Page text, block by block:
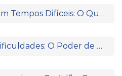
O Poder da Gratidão em Tempos Difíceis: O Que Paulo e Silas Nos Ensinam
Gratidão em Meio às Dificuldades: O Poder de Agradecer Quando Nada Parece Fazer Sentido